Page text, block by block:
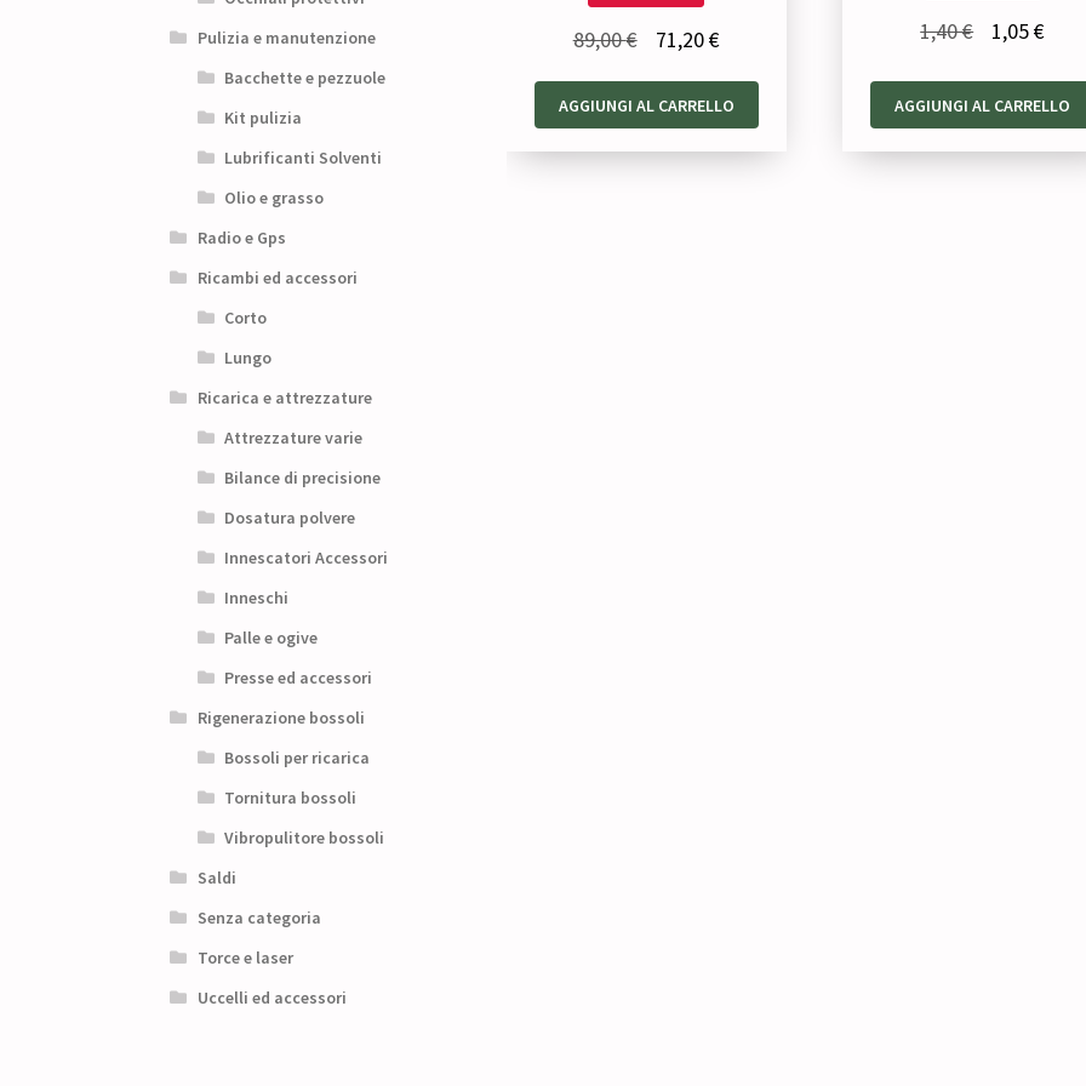
89,00€
originale
71,20€Il
attuale
AGGIUNGI AL CARRELLO
1,40€
originale
era:
1,05€Il
è:
AGGIUNGI AL CARRELLO
Pulizia e manutenzione
Bacchette e pezzuole
Kit pulizia
Lubrificanti Solventi
Olio e grasso
Radio e Gps
Ricambi ed accessori
Corto
Lungo
Ricarica e attrezzature
Attrezzature varie
Bilance di precisione
Dosatura polvere
Innescatori Accessori
Inneschi
Palle e ogive
Presse ed accessori
Rigenerazione bossoli
Bossoli per ricarica
Tornitura bossoli
Vibropulitore bossoli
Saldi
Senza categoria
Torce e laser
Uccelli ed accessori